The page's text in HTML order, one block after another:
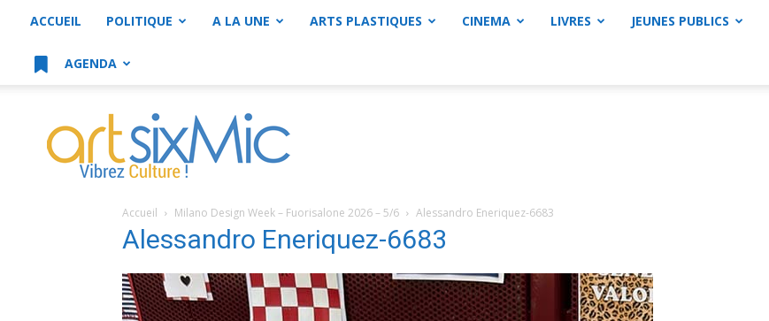
ACCUEIL POLITIQUE A LA UNE ARTS PLASTIQUES CINEMA LIVRES JEUNES PUBLICS
AGENDA
artsixMic
Accueil Milano Design Week – Fuorisalone 2026 – 5/6 Alessandro Eneriquez-6683
Alessandro Eneriquez-6683